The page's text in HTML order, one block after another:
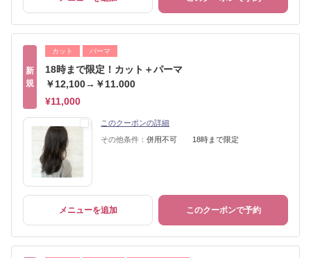
新
規
カット パーマ
18時まで限定！カット＋パーマ
￥12,100→￥11.000
¥11,000
このクーポンの詳細
その他条件： 併用不可 18時まで限定
メニューを追加 このクーポンで予約